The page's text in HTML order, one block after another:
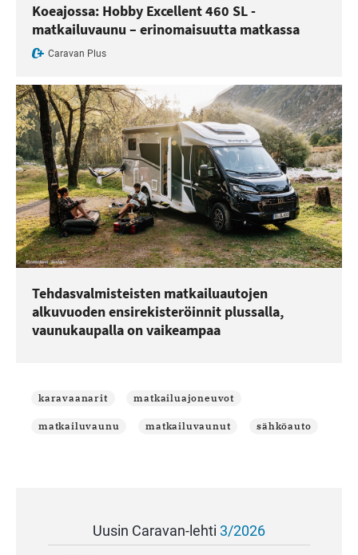
Koeajossa: Hobby Excellent 460 SL -
matkailuvaunu – erinomaisuutta matkassa
Caravan Plus
Tehdasvalmisteisten matkailuautojen
alkuvuoden ensirekisteröinnit plussalla,
vaunukaupalla on vaikeampaa
karavaanarit matkailuajoneuvot
matkailuvaunu matkailuvaunut sähköauto
Uusin Caravan-lehti 3/2026